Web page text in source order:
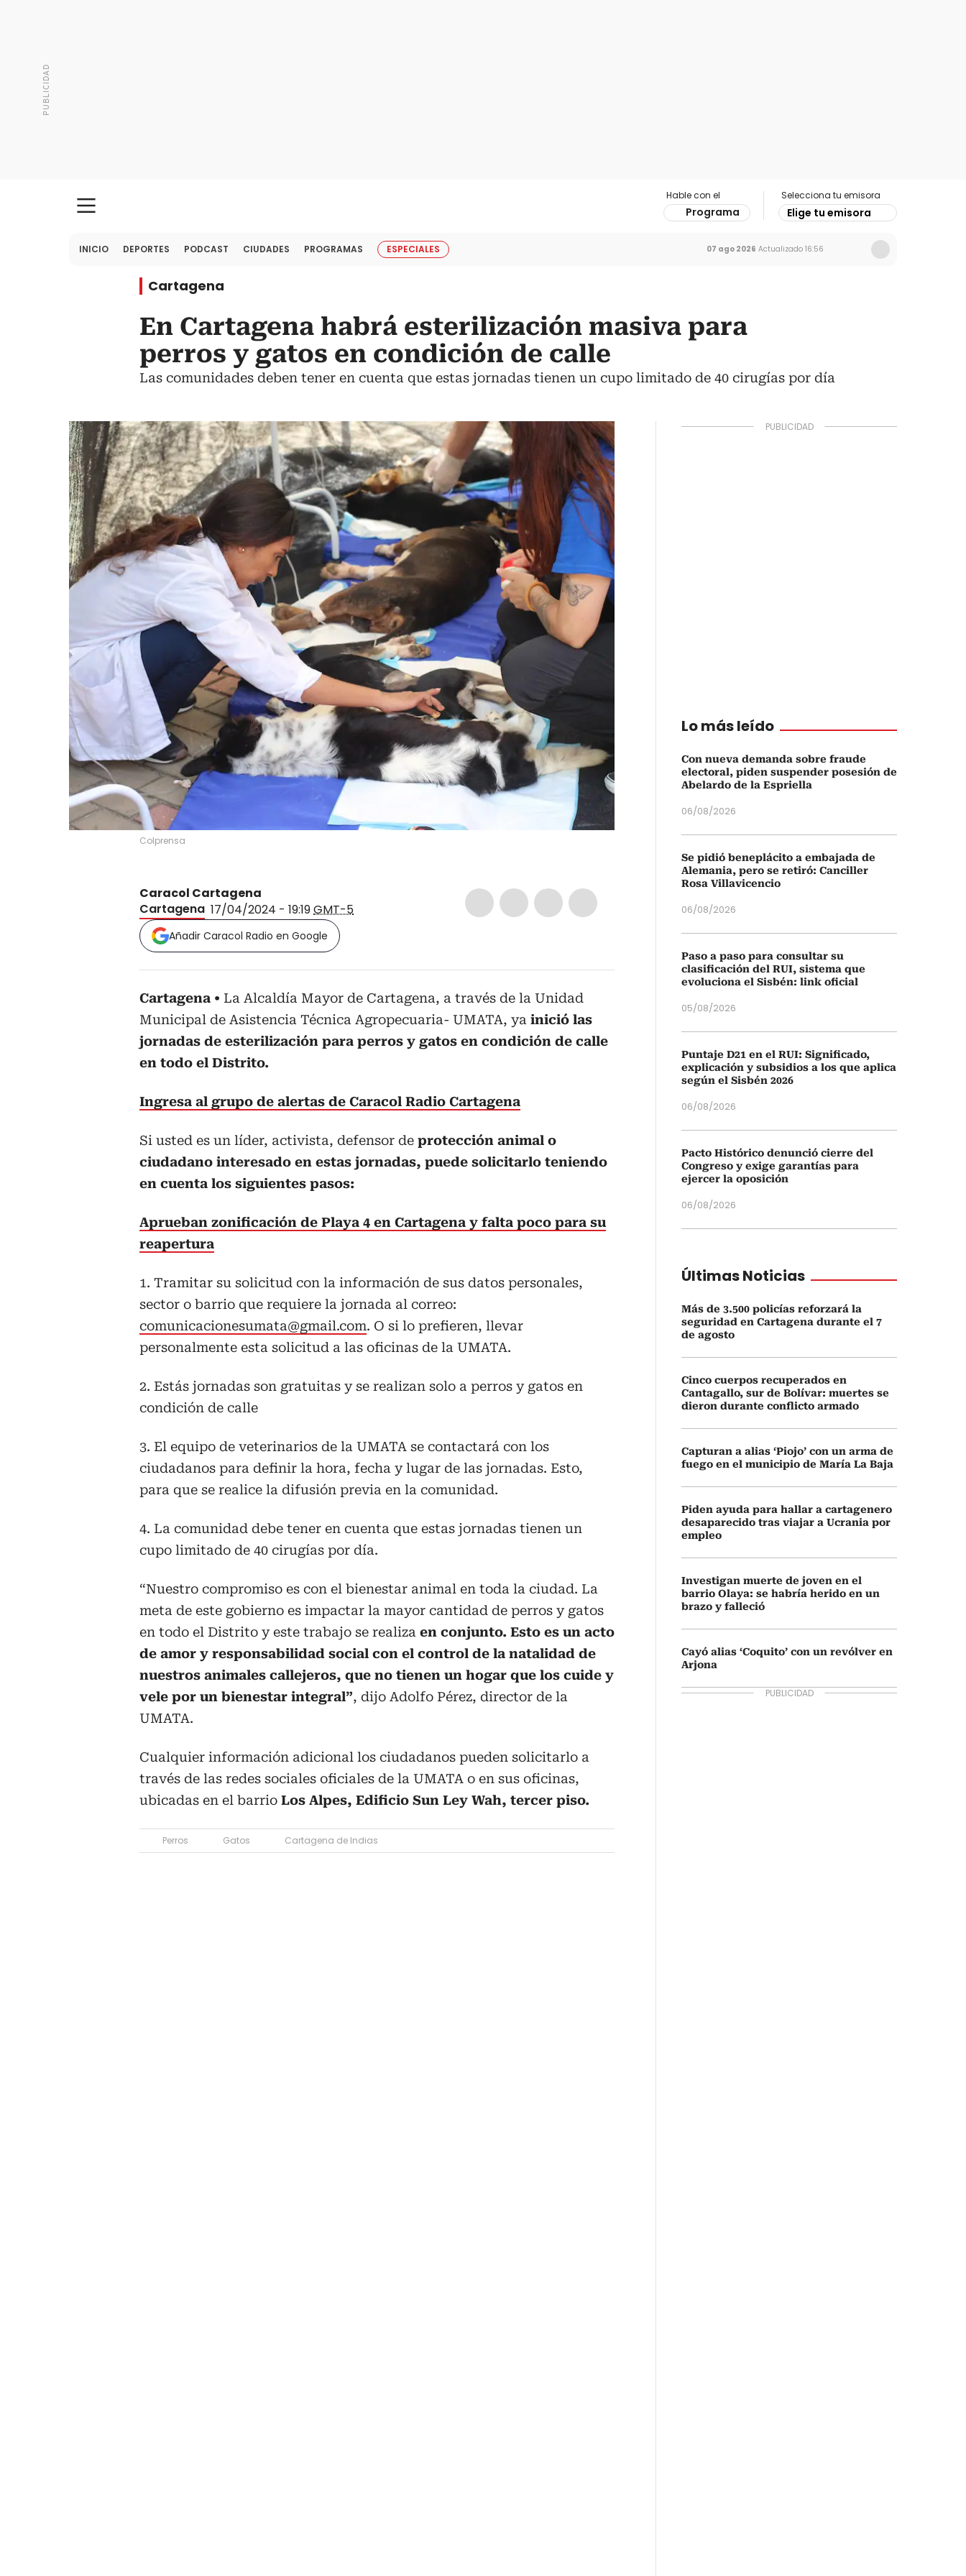
Hable con el
Programa
Selecciona tu emisora
Elige tu emisora
INICIO DEPORTES PODCAST CIUDADES PROGRAMAS ESPECIALES 07 ago 2026 Actualizado 16:56
Cartagena
En Cartagena habrá esterilización masiva para
perros y gatos en condición de calle
Las comunidades deben tener en cuenta que estas jornadas tienen un cupo limitado de 40 cirugías por día
Colprensa
Caracol Cartagena
Cartagena 17/04/2024 - 19:19GMT-5
Añadir Caracol Radio en Google
Cartagena
La Alcaldía Mayor de Cartagena, a través de la Unidad
Municipal de Asistencia Técnica Agropecuaria- UMATA, ya inició las
jornadas de esterilización para perros y gatos en condición de calle
en todo el Distrito.
Ingresa al grupo de alertas de Caracol Radio Cartagena
Si usted es un líder, activista, defensor de protección animal o
ciudadano interesado en estas jornadas, puede solicitarlo teniendo
en cuenta los siguientes pasos:
Aprueban zonificación de Playa 4 en Cartagena y falta poco para su
reapertura
1. Tramitar su solicitud con la información de sus datos personales,
sector o barrio que requiere la jornada al correo:
comunicacionesumata@gmail.com. O si lo prefieren, llevar
personalmente esta solicitud a las oficinas de la UMATA.
2. Estás jornadas son gratuitas y se realizan solo a perros y gatos en
condición de calle
3. El equipo de veterinarios de la UMATA se contactará con los
ciudadanos para definir la hora, fecha y lugar de las jornadas. Esto,
para que se realice la difusión previa en la comunidad.
4. La comunidad debe tener en cuenta que estas jornadas tienen un
cupo limitado de 40 cirugías por día.
“Nuestro compromiso es con el bienestar animal en toda la ciudad. La
meta de este gobierno es impactar la mayor cantidad de perros y gatos
en todo el Distrito y este trabajo se realiza en conjunto. Esto es un acto
de amor y responsabilidad social con el control de la natalidad de
nuestros animales callejeros, que no tienen un hogar que los cuide y
vele por un bienestar integral”, dijo Adolfo Pérez, director de la
UMATA.
Cualquier información adicional los ciudadanos pueden solicitarlo a
través de las redes sociales oficiales de la UMATA o en sus oficinas,
ubicadas en el barrio Los Alpes, Edificio Sun Ley Wah, tercer piso.
Perros Gatos Cartagena de Indias
Lo más leído
Con nueva demanda sobre fraude
electoral, piden suspender posesión de
Abelardo de la Espriella
06/08/2026
Se pidió beneplácito a embajada de
Alemania, pero se retiró: Canciller
Rosa Villavicencio
06/08/2026
Paso a paso para consultar su
clasificación del RUI, sistema que
evoluciona el Sisbén: link oficial
05/08/2026
Puntaje D21 en el RUI: Significado,
explicación y subsidios a los que aplica
según el Sisbén 2026
06/08/2026
Pacto Histórico denunció cierre del
Congreso y exige garantías para
ejercer la oposición
06/08/2026
Últimas Noticias
Más de 3.500 policías reforzará la
seguridad en Cartagena durante el 7
de agosto
Cinco cuerpos recuperados en
Cantagallo, sur de Bolívar: muertes se
dieron durante conflicto armado
Capturan a alias ‘Piojo’ con un arma de
fuego en el municipio de María La Baja
Piden ayuda para hallar a cartagenero
desaparecido tras viajar a Ucrania por
empleo
Investigan muerte de joven en el
barrio Olaya: se habría herido en un
brazo y falleció
Cayó alias ‘Coquito’ con un revólver en
Arjona